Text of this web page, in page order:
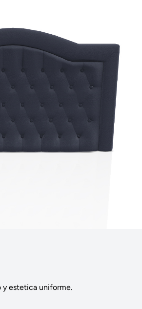
y estetica uniforme.